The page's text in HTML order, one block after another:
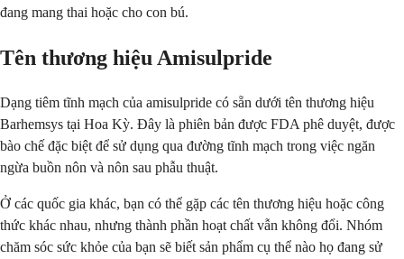
đang mang thai hoặc cho con bú.
Tên thương hiệu Amisulpride
Dạng tiêm tĩnh mạch của amisulpride có sẵn dưới tên thương hiệu
Barhemsys tại Hoa Kỳ. Đây là phiên bản được FDA phê duyệt, được
bào chế đặc biệt để sử dụng qua đường tĩnh mạch trong việc ngăn
ngừa buồn nôn và nôn sau phẫu thuật.
Ở các quốc gia khác, bạn có thể gặp các tên thương hiệu hoặc công
thức khác nhau, nhưng thành phần hoạt chất vẫn không đổi. Nhóm
chăm sóc sức khỏe của bạn sẽ biết sản phẩm cụ thể nào họ đang sử